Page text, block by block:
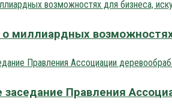
о миллиардных
заседание Правления